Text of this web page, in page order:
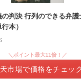
の判決 行列のできる弁
本）
＼ポイント最大11倍！／
市場で価格をチェッ